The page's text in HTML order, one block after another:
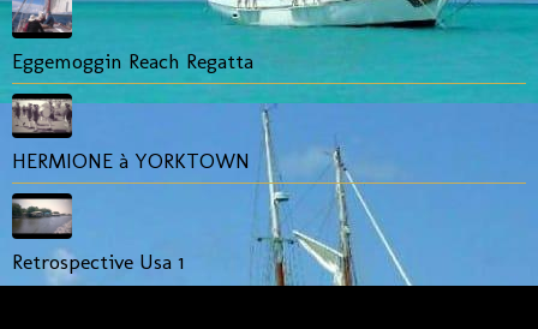
Eggemoggin Reach Regatta
HERMIONE à YORKTOWN
Retrospective Usa 1